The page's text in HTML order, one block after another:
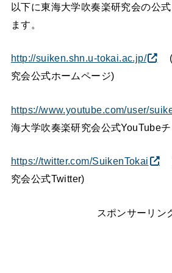
以下に東海大学吹奏楽研究会の公
ます。
http://suiken.shn.u-tokai.ac.jp/
(
究会公式ホームページ)
https://www.youtube.com/user/
海大学吹奏楽研究会公式YouTube
https://twitter.com/SuikenTokai
究会公式Twitter)
スポンサーリン